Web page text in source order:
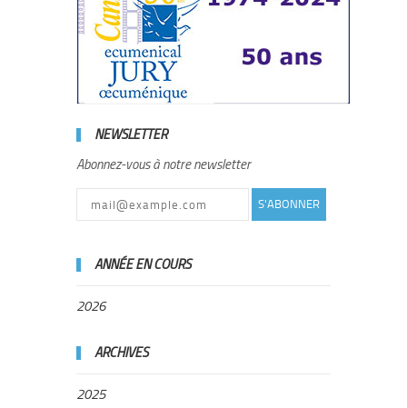
NEWSLETTER
Abonnez-vous à notre newsletter
S'ABONNER
ANNÉE EN COURS
2026
ARCHIVES
2025